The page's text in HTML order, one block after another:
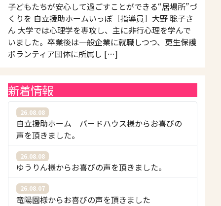
子どもたちが安心して過ごすことができる“居場所”づ
くりを 自立援助ホームいっぽ［指導員］大野 聡子さ
ん 大学では心理学を専攻し、主に非行心理を学んで
いました。卒業後は一般企業に就職しつつ、更生保護
ボランティア団体に所属し […]
新着情報
26.08.08
自立援助ホーム バードハウス様からお喜びの
声を頂きました。
26.08.08
ゆうりん様からお喜びの声を頂きました。
26.08.07
竜陽園様からお喜びの声を頂きました